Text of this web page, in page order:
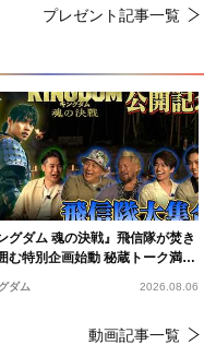
グダム 魂の決戦』飛信隊が焚き
む特別企画始動 秘蔵トーク満載
ダム 2026.08.06
動画記事一覧
プレゼント記事一覧